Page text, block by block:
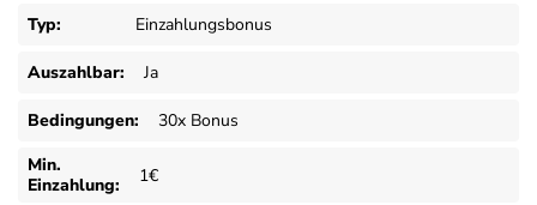
Typ: Einzahlungsbonus
Auszahlbar: Ja
Bedingungen:
30x Bonus
Min.
Einzahlung:
1€